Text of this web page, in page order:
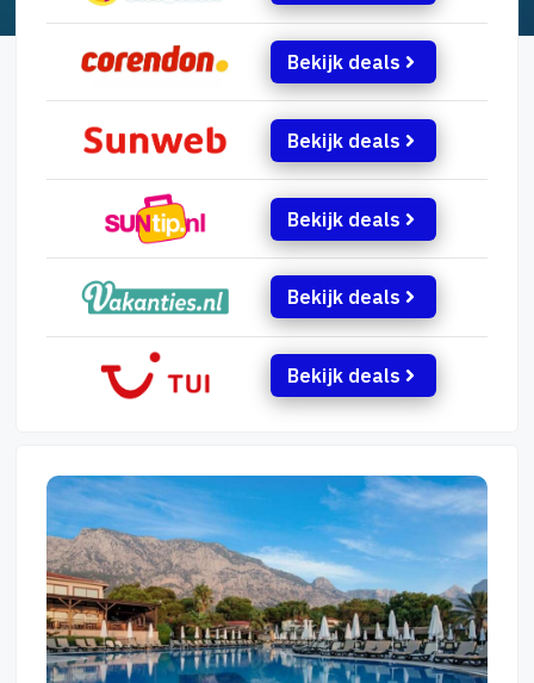
Bekijk deals
Bekijk deals
Bekijk deals
Bekijk deals
Bekijk deals